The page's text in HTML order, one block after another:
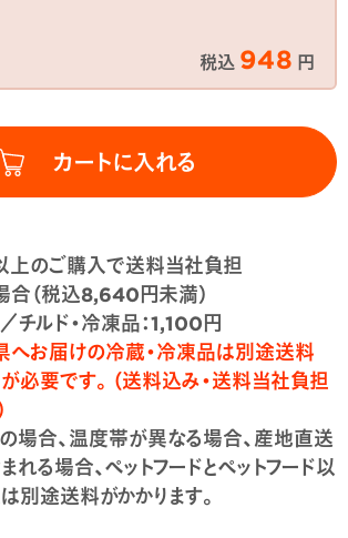
のご購入で送料当社負担
（税込8,640円未満）
チルド・冷凍品：1,100円
お届けの冷蔵・冷凍品は別途送料
必要です。（送料込み・送料当社負担
合、温度帯が異なる場合、産地直送
れる場合、ペットフードとペットフード以
別途送料がかかります。
税込 948 円